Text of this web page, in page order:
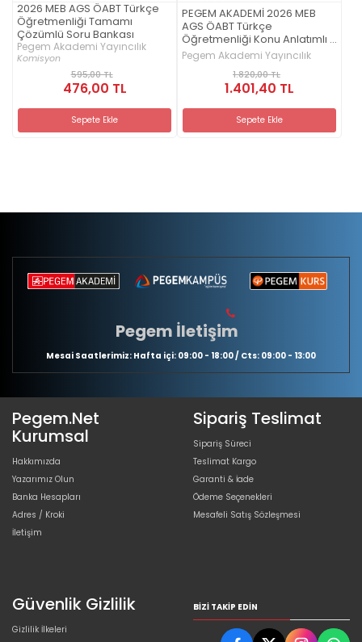
2026 MEB AGS ÖABT Türkçe
Öğretmenliği Tamamı
Çözümlü Soru Bankası
Pegem Akademi Yayıncılık
Komisyon
595,00 TL
476,00 TL
Sepete Ekle
PEGEM AKADEMİ 2026 MEB
AGS ÖABT Türkçe
Öğretmenliği Konu Anlatımlı +
2026 MEB AGS ÖABT Türkçe
Öğretmenliği Tamamı
Çözümlü Soru Bankası Seti
(2.Kitap)
Pegem Akademi Yayıncılık
1.820,00 TL
1.401,40 TL
Sepete Ekle
Pegem İletişim
Mesai Saatlerimiz: Hafta içi: 09:00 - 18:00 / Cts: 09:00 - 13:00
Pegem.Net
Kurumsal
Hakkımızda
Yazarımız Olun
Banka Hesapları
Adres / Kroki
İletişim
Sipariş Teslimat
Sipariş Süreci
Teslimat Kargo
Garanti & İade
Ödeme Seçenekleri
Mesafeli Satış Sözleşmesi
Güvenlik Gizlilik
Gizlilik İlkeleri
BIZI TAKIP EDIN